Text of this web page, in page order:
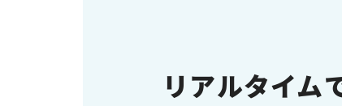
リアルタイム